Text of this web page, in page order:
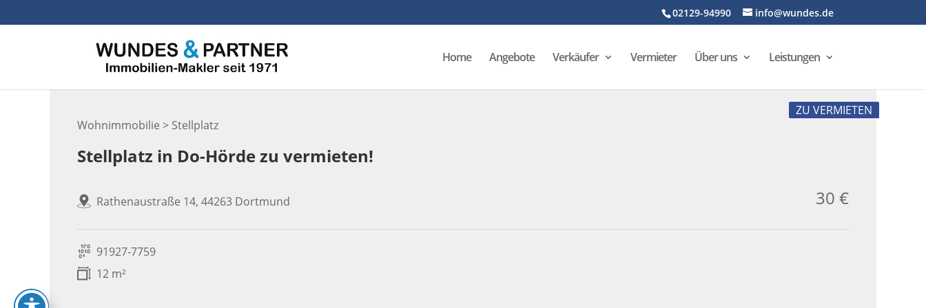
02129-94990 info@wundes.de
Home Angebote Verkäufer Vermieter Über uns Leistungen
Wohnimmobilie > Stellplatz
ZU VERMIETEN
Stellplatz in Do-Hörde zu vermieten!
Rathenaustraße 14, 44263 Dortmund 30 €
91927-7759
12 m²